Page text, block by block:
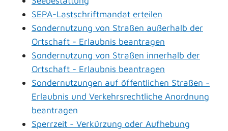
SEPA-Lastschriftmandat erteilen
Sondernutzung von Straßen außerhalb der
Ortschaft - Erlaubnis beantragen
Sondernutzung von Straßen innerhalb der
Ortschaft - Erlaubnis beantragen
Sondernutzungen auf öffentlichen Straßen -
Erlaubnis und Verkehrsrechtliche Anordnung
beantragen
Sperrzeit - Verkürzung oder Aufhebung